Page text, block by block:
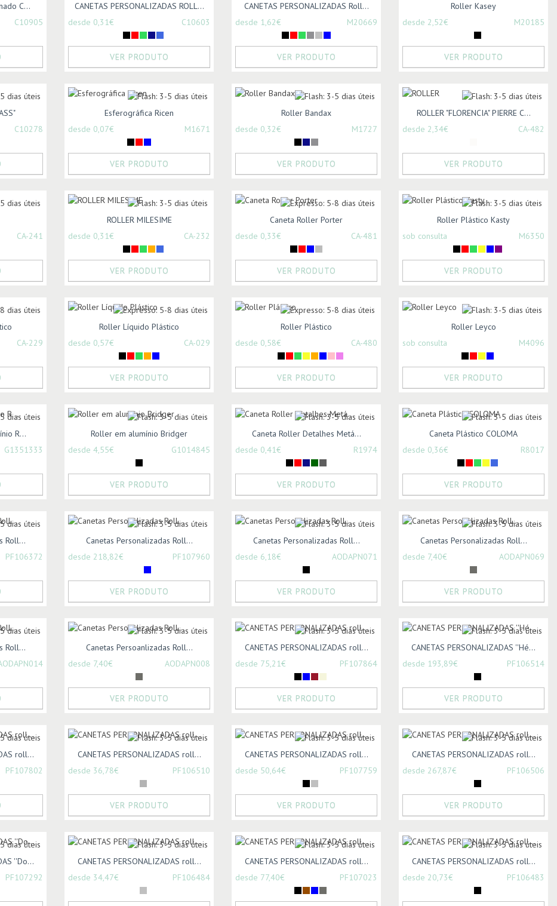
C...
C10905
CANETAS PERSONALIZADAS ROLL...
desde 0,31€
C10603
VER PRODUTO
CANETAS PERSONALIZADAS Roll...
desde 1,62€
M20669
VER PRODUTO
Roller Kasey
desde 2,52€
M20185
VER PRODUTO
C10278
Esferográfica Ricen
desde 0,07€
M1671
VER PRODUTO
Roller Bandax
desde 0,32€
M1727
VER PRODUTO
ROLLER "FLORENCIA" PIERRE C...
desde 2,34€
CA-482
VER PRODUTO
CA-241
ROLLER MILESIME
desde 0,31€
CA-232
VER PRODUTO
Caneta Roller Porter
desde 0,33€
CA-481
VER PRODUTO
Roller Plástico Kasty
sob consulta
M6350
VER PRODUTO
CA-229
Roller Líquido Plástico
desde 0,57€
CA-029
VER PRODUTO
Roller Plástico
desde 0,58€
CA-480
VER PRODUTO
Roller Leyco
sob consulta
M4096
VER PRODUTO
R...
G1351333
Roller em alumínio Bridger
desde 4,55€
G1014845
VER PRODUTO
Caneta Roller Detalhes Metá...
desde 0,41€
R1974
VER PRODUTO
Caneta Plástico COLOMA
desde 0,36€
R8017
VER PRODUTO
Roll...
PF106372
Canetas Personalizadas Roll...
desde 218,82€
PF107960
VER PRODUTO
Canetas Personalizadas Roll...
desde 6,18€
AODAPN071
VER PRODUTO
Canetas Personalizadas Roll...
desde 7,40€
AODAPN069
VER PRODUTO
Roll...
Canetas Persoanlizadas Roll...
desde 7,40€
AODAPN008
VER PRODUTO
CANETAS PERSONALIZADAS roll...
desde 75,21€
PF107864
VER PRODUTO
CANETAS PERSONALIZADAS ''Hé...
desde 193,89€
PF106514
VER PRODUTO
roll...
PF107802
CANETAS PERSONALIZADAS roll...
desde 36,78€
PF106510
VER PRODUTO
CANETAS PERSONALIZADAS roll...
desde 50,64€
PF107759
VER PRODUTO
CANETAS PERSONALIZADAS roll...
desde 267,87€
PF106506
VER PRODUTO
''Do...
PF107292
CANETAS PERSONALIZADAS roll...
desde 34,47€
PF106484
CANETAS PERSONALIZADAS roll...
desde 77,40€
PF107023
CANETAS PERSONALIZADAS roll...
desde 20,73€
PF106483